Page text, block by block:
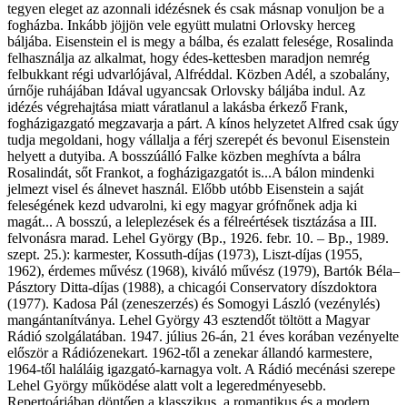
tegyen eleget az azonnali idézésnek és csak másnap vonuljon be a
fogházba. Inkább jöjjön vele együtt mulatni Orlovsky herceg
báljába. Eisenstein el is megy a bálba, és ezalatt felesége, Rosalinda
felhasználja az alkalmat, hogy édes-kettesben maradjon nemrég
felbukkant régi udvarlójával, Alfréddal. Közben Adél, a szobalány,
úrnője ruhájában Idával ugyancsak Orlovsky báljába indul. Az
idézés végrehajtása miatt váratlanul a lakásba érkező Frank,
fogházigazgató megzavarja a párt. A kínos helyzetet Alfred csak úgy
tudja megoldani, hogy vállalja a férj szerepét és bevonul Eisenstein
helyett a dutyiba. A bosszúálló Falke közben meghívta a bálra
Rosalindát, sőt Frankot, a fogházigazgatót is...A bálon mindenki
jelmezt visel és álnevet használ. Előbb utóbb Eisenstein a saját
feleségének kezd udvarolni, ki egy magyar grófnőnek adja ki
magát... A bosszú, a leleplezések és a félreértések tisztázása a III.
felvonásra marad. Lehel György (Bp., 1926. febr. 10. – Bp., 1989.
szept. 25.): karmester, Kossuth-díjas (1973), Liszt-díjas (1955,
1962), érdemes művész (1968), kiváló művész (1979), Bartók Béla–
Pásztory Ditta-díjas (1988), a chicagói Conservatory díszdoktora
(1977). Kadosa Pál (zeneszerzés) és Somogyi László (vezénylés)
mangántanítványa. Lehel György 43 esztendőt töltött a Magyar
Rádió szolgálatában. 1947. július 26-án, 21 éves korában vezényelte
először a Rádiózenekart. 1962-től a zenekar állandó karmestere,
1964-től haláláig igazgató-karnagya volt. A Rádió mecénási szerepe
Lehel György működése alatt volt a legeredményesebb.
Repertoárjában döntően a klasszikus, a romantikus és a modern